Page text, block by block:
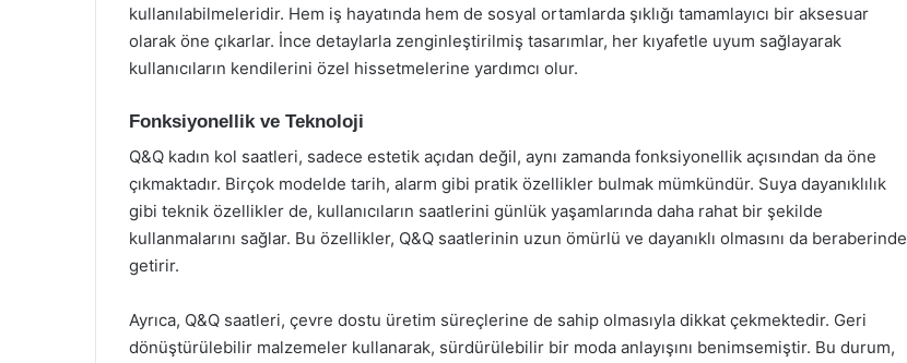
kullanılabilmeleridir. Hem iş hayatında hem de sosyal ortamlarda şıklığı tamamlayıcı bir aksesuar
olarak öne çıkarlar. İnce detaylarla zenginleştirilmiş tasarımlar, her kıyafetle uyum sağlayarak
kullanıcıların kendilerini özel hissetmelerine yardımcı olur.
Fonksiyonellik ve Teknoloji
Q&Q kadın kol saatleri, sadece estetik açıdan değil, aynı zamanda fonksiyonellik açısından da öne
çıkmaktadır. Birçok modelde tarih, alarm gibi pratik özellikler bulmak mümkündür. Suya dayanıklılık
gibi teknik özellikler de, kullanıcıların saatlerini günlük yaşamlarında daha rahat bir şekilde
kullanmalarını sağlar. Bu özellikler, Q&Q saatlerinin uzun ömürlü ve dayanıklı olmasını da beraberinde
getirir.
Ayrıca, Q&Q saatleri, çevre dostu üretim süreçlerine de sahip olmasıyla dikkat çekmektedir. Geri
dönüştürülebilir malzemeler kullanarak, sürdürülebilir bir moda anlayışını benimsemiştir. Bu durum,